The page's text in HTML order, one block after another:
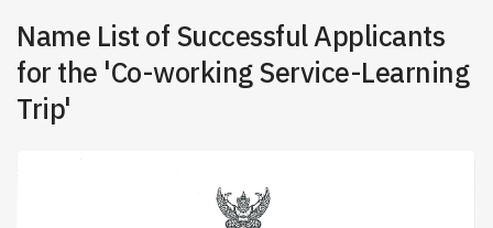
Name List of Successful Applicants
for the 'Co-working Service-Learning
Trip'